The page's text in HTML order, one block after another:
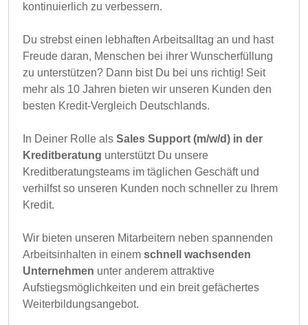
kontinuierlich zu verbessern.
Du strebst einen lebhaften Arbeitsalltag an und hast
Freude daran, Menschen bei ihrer Wunscherfüllung
zu unterstützen? Dann bist Du bei uns richtig! Seit
mehr als 10 Jahren bieten wir unseren Kunden den
besten Kredit-Vergleich Deutschlands.
In Deiner Rolle als Sales Support (m/w/d) in der
Kreditberatung unterstützt Du unsere
Kreditberatungsteams im täglichen Geschäft und
verhilfst so unseren Kunden noch schneller zu Ihrem
Kredit.
Wir bieten unseren Mitarbeitern neben spannenden
Arbeitsinhalten in einem schnell wachsenden
Unternehmen unter anderem attraktive
Aufstiegsmöglichkeiten und ein breit gefächertes
Weiterbildungsangebot.